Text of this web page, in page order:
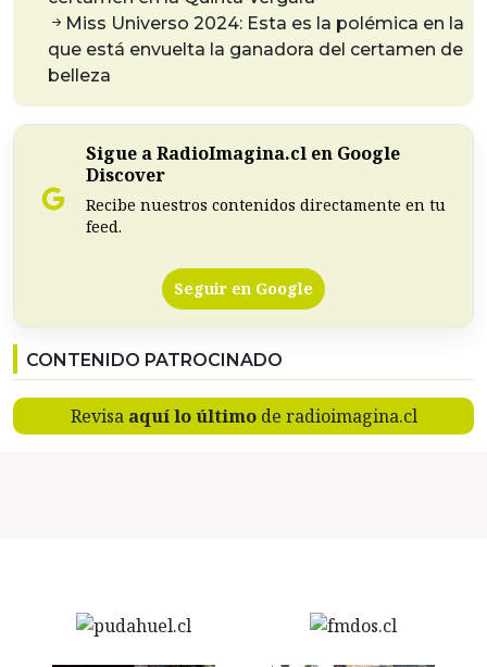
Miss Universo 2024: Esta es la polémica en la
que está envuelta la ganadora del certamen de
belleza
Sigue a RadioImagina.cl en Google
Discover
Recibe nuestros contenidos directamente en tu
feed.
Seguir en Google
CONTENIDO PATROCINADO
Revisa aquí lo últimode radioimagina.cl